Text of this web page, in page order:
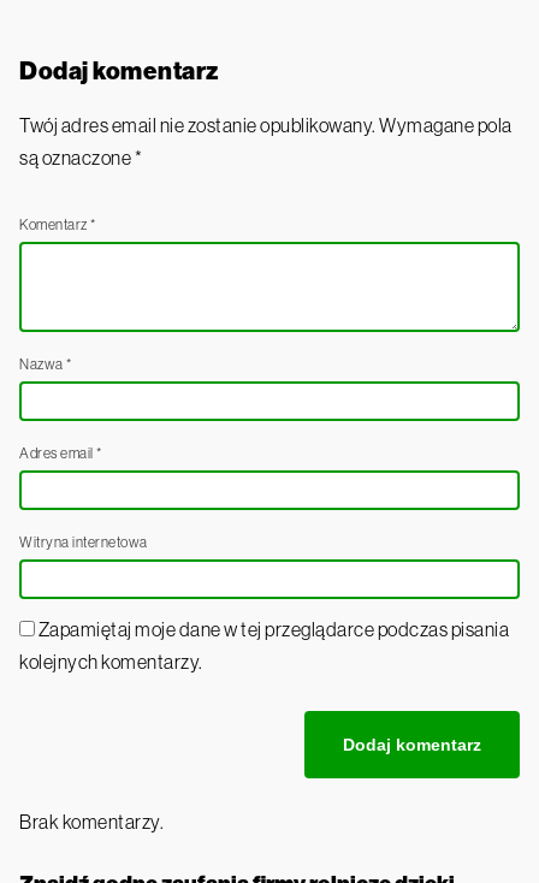
Dodaj komentarz
Twój adres email nie zostanie opublikowany. Wymagane pola
są oznaczone*
Komentarz *
Nazwa *
Adres email *
Witryna internetowa
Zapamiętaj moje dane w tej przeglądarce podczas pisania
kolejnych komentarzy.
Brak komentarzy.